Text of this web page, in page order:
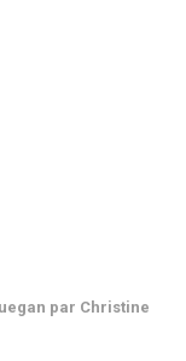
par Christine